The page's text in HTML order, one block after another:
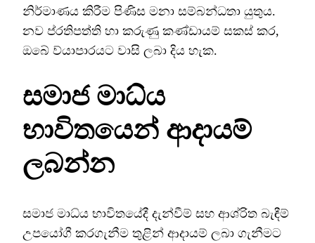
නිර්මාණය කිරීම පිණිස මනා සම්බන්ධතා යුතුය.
නව ප්රතිපත්ති හා කරුණු කණ්ඩායම් සකස් කර,
ඔබේ ව්යාපාරයට වාසි ලබා දිය හැක.
සමාජ මාධ්ය
භාවිතයෙන් ආදායම්
ලබන්න
සමාජ මාධ්ය භාවිතයේදී දැන්වීම් සහ ආශ්රිත බැඳීම්
උපයෝගී කරගැනීම තුළින් ආදායම් ලබා ගැනීමට